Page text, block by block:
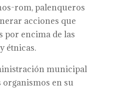
rom, palenqueros
acciones que
por encima de las
étnicas.
municipal
organismos en su